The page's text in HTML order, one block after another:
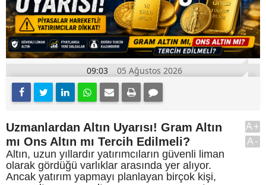
09:03 05 Ağustos 2026
Uzmanlardan Altın Uyarısı! Gram Altın
mı Ons Altın mı Tercih Edilmeli?
Altın, uzun yıllardır yatırımcıların güvenli liman
olarak gördüğü varlıklar arasında yer alıyor.
Ancak yatırım yapmayı planlayan birçok kişi,
A+
A-